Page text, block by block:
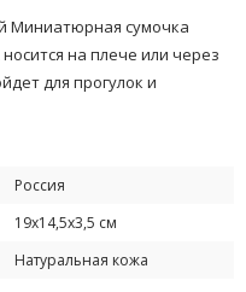
Миниатюрная сумочка
на плече или через
для прогулок и
Россия
19х14,5х3,5 см
Натуральная кожа